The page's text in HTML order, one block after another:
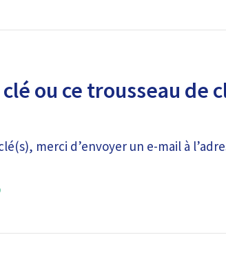
ou ce trousseau de
merci d’envoyer un e-mail à